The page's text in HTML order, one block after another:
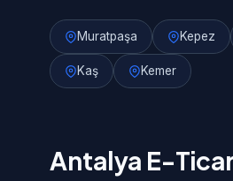
Muratpaşa Kepez
Kaş Kemer
Antalya E-